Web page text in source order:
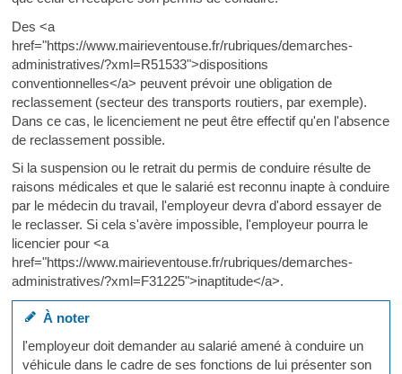
Des <a
href="https://www.mairieventouse.fr/rubriques/demarches-
administratives/?xml=R51533">dispositions
conventionnelles</a> peuvent prévoir une obligation de
reclassement (secteur des transports routiers, par exemple).
Dans ce cas, le licenciement ne peut être effectif qu'en l'absence
de reclassement possible.
Si la suspension ou le retrait du permis de conduire résulte de
raisons médicales et que le salarié est reconnu inapte à conduire
par le médecin du travail, l'employeur devra d'abord essayer de
le reclasser. Si cela s'avère impossible, l'employeur pourra le
licencier pour <a
href="https://www.mairieventouse.fr/rubriques/demarches-
administratives/?xml=F31225">inaptitude</a>.
À noter
l'employeur doit demander au salarié amené à conduire un
véhicule dans le cadre de ses fonctions de lui présenter son